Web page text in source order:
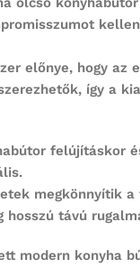
előnye, hogy az
így a
felújításkor
megkönnyítik a
hosszú távú
modern konyha